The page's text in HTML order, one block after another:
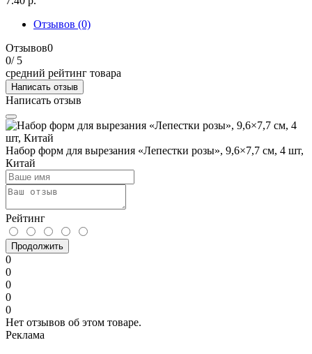
Отзывов (0)
Отзывов0
0/ 5
средний рейтинг товара
Написать отзыв
Написать отзыв
Набор форм для вырезания «Лепестки розы», 9,6×7,7 см, 4 шт,
Китай
Рейтинг
Продолжить
0
0
0
0
0
Нет отзывов об этом товаре.
Реклама